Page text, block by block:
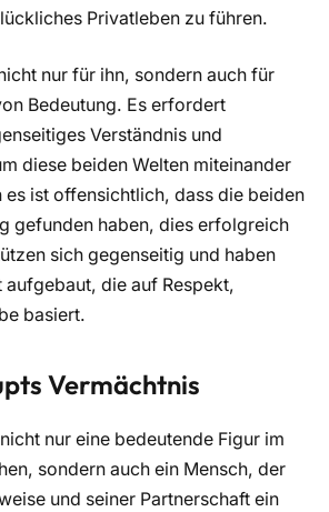
Privatleben zu führen.
nur für ihn, sondern auch für
Bedeutung. Es erfordert
Verständnis und
diese beiden Welten miteinander
es ist offensichtlich, dass die beiden
gefunden haben, dies erfolgreich
sich gegenseitig und haben
aufgebaut, die auf Respekt,
basiert.
Vermächtnis
nur eine bedeutende Figur im
sondern auch ein Mensch, der
und seiner Partnerschaft ein